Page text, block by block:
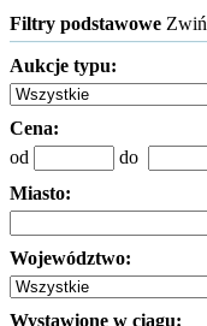
Filtry podstawowe Zwiń
Aukcje typu:
Cena:
od
do
Miasto:
Województwo:
Wystawione w ciągu: